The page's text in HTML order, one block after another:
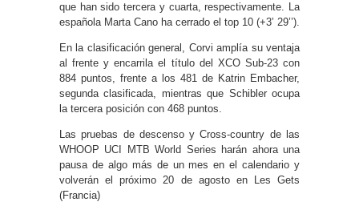
que han sido tercera y cuarta, respectivamente. La
española Marta Cano ha cerrado el top 10 (+3’ 29’’).
En la clasificación general, Corvi amplía su ventaja
al frente y encarrila el título del XCO Sub-23 con
884 puntos, frente a los 481 de Katrin Embacher,
segunda clasificada, mientras que Schibler ocupa
la tercera posición con 468 puntos.
Las pruebas de descenso y Cross-country de las
WHOOP UCI MTB World Series harán ahora una
pausa de algo más de un mes en el calendario y
volverán el próximo 20 de agosto en Les Gets
(Francia)